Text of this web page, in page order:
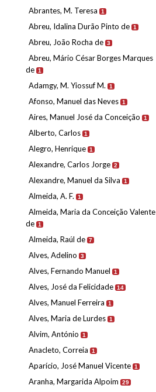
Abrantes, M. Teresa 1
Abreu, Idalina Durão Pinto de 1
Abreu, João Rocha de 3
Abreu, Mário César Borges Marques
de 1
Adamgy, M. Yiossuf M. 1
Afonso, Manuel das Neves 1
Aires, Manuel José da Conceição 1
Alberto, Carlos 1
Alegro, Henrique 1
Alexandre, Carlos Jorge 2
Alexandre, Manuel da Silva 1
Almeida, A. F. 1
Almeida, Maria da Conceição Valente
de 1
Almeida, Raúl de 7
Alves, Adelino 3
Alves, Fernando Manuel 1
Alves, José da Felicidade 14
Alves, Manuel Ferreira 1
Alves, Maria de Lurdes 1
Alvim, António 1
Anacleto, Correia 1
Aparício, José Manuel Vicente 1
Aranha, Margarida Alpoim 29